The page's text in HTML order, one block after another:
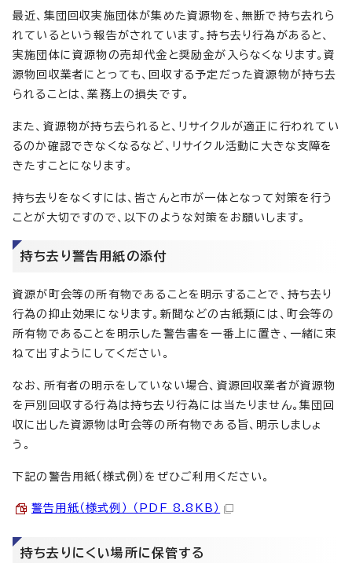
最近、集団回収実施団体が集めた資源物を、無断で持ち去れら
れているという報告がされています。持ち去り行為があると、
実施団体に資源物の売却代金と奨励金が入らなくなります。資
源物回収業者にとっても、回収する予定だった資源物が持ち去
られることは、業務上の損失です。
また、資源物が持ち去られると、リサイクルが適正に行われてい
るのか確認できなくなるなど、リサイクル活動に大きな支障を
きたすことになります。
持ち去りをなくすには、皆さんと市が一体となって対策を行う
ことが大切ですので、以下のような対策をお願いします。
持ち去り警告用紙の添付
資源が町会等の所有物であることを明示することで、持ち去り
行為の抑止効果になります。新聞などの古紙類には、町会等の
所有物であることを明示した警告書を一番上に置き、一緒に束
ねて出すようにしてください。
なお、所有者の明示をしていない場合、資源回収業者が資源物
を戸別回収する行為は持ち去り行為には当たりません。集団回
収に出した資源物は町会等の所有物である旨、明示しましょ
う。
下記の警告用紙（様式例）をぜひご利用ください。
警告用紙（様式例） （PDF 8.8KB）
持ち去りにくい場所に保管する